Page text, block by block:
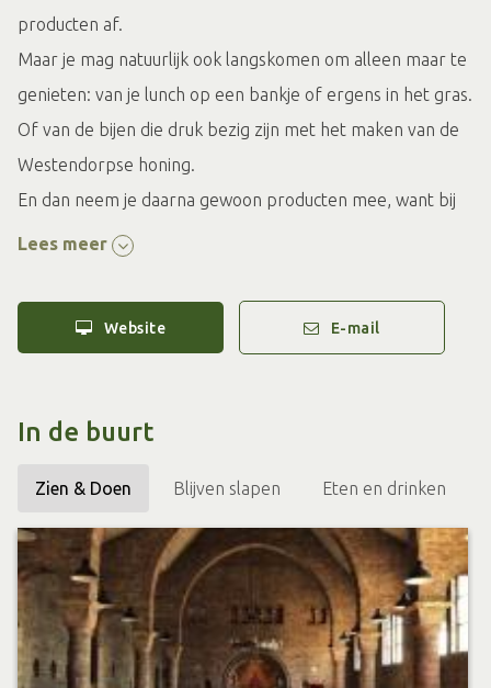
producten af.
Maar je mag natuurlijk ook langskomen om alleen maar te
genieten: van je lunch op een bankje of ergens in het gras.
Of van de bijen die druk bezig zijn met het maken van de
Westendorpse honing.
En dan neem je daarna gewoon producten mee, want bij
de ingang van de tuin is ook een verkooppunt.
nog even op de website voor de actuele openingstijden.
openingstijden de tuin bezoeken of wil je producten
maken.
En kijk ook eens op de website als je geïnteresseerd bent
in een cursus, workshop of het aanleggen/onderhouden
van je tuin.
Lees meer
Website E-mail
In de buurt
Zien & Doen Blijven slapen Eten en drinken